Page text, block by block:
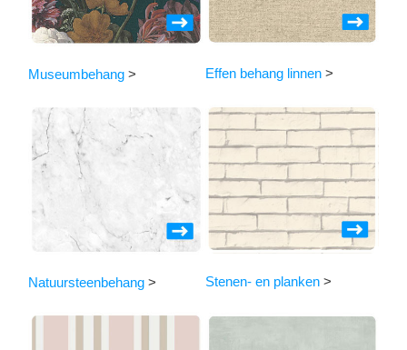
Museumbehang > Effen behang linnen >
Natuursteenbehang > Stenen- en planken >